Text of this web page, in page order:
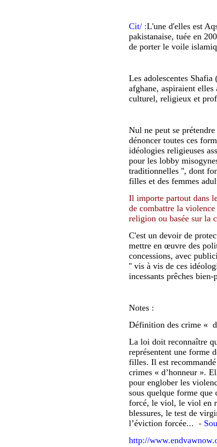
Cit/ :L'une d'elles est
pakistanaise, tuée en
de porter le voile
Les adolescentes
afghane, aspiraient
culturel, religieux et
Nul ne peut se
dénoncer toutes ces
idéologies religieuses
pour les lobby
traditionnelles '', dont
filles et des femmes
Il importe partout dans
de combattre la
religion ou basée sur la
C'est un devoir de
mettre en œuvre des
concessions, avec
'' vis à vis de ces
incessants prêches
Notes :
Définition des crime «
La loi doit reconnaître
représentent une forme
filles. Il est
crimes « d’honneur ».
pour englober les
sous quelque forme
forcé, le viol, le viol en
blessures, le test de
l’éviction forcée... -
http://